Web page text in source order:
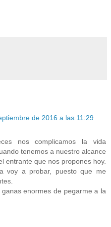
de 2016 a las 11:29
nos complicamos la vida
tenemos a nuestro alcance
entrante que nos propones hoy.
voy a probar, puesto que me
enormes de pegarme a la